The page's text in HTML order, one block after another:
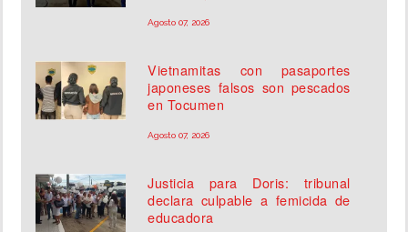
Agosto 07, 2026
Vietnamitas con pasaportes
japoneses falsos son pescados
en Tocumen
Agosto 07, 2026
Justicia para Doris: tribunal
declara culpable a femicida de
educadora